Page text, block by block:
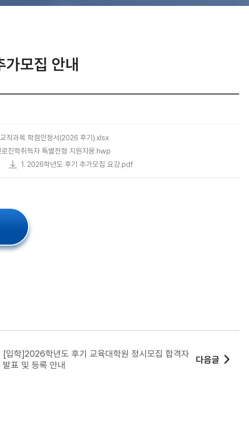
모집 안내
직과목 학점인정서(2026 후기).xlsx
진학취득자 특별전형 지원자용.hwp
1. 2026학년도 후기 추가모집 요강.pdf
[입학]2026학년도 후기 교육대학원 정시모집 합격자
발표 및 등록 안내
다음글